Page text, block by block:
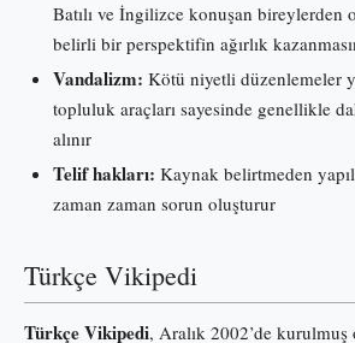
Batılı ve İngilizce konuşan bireylerden
belirli bir perspektifin ağırlık
Vandalizm: Kötü niyetli düzenlemeler
topluluk araçları sayesinde genellikle
alınır
Telif hakları: Kaynak belirtmeden
zaman zaman sorun oluşturur
Türkçe Vikipedi
Türkçe Vikipedi, Aralık 2002’de